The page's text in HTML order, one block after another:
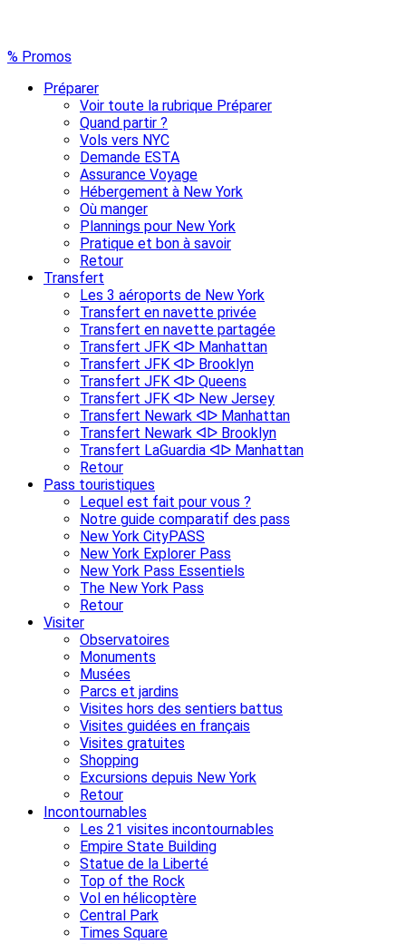
% Promos
Préparer
Voir toute la rubrique Préparer
Quand partir ?
Vols vers NYC
Demande ESTA
Assurance Voyage
Hébergement à New York
Où manger
Plannings pour New York
Pratique et bon à savoir
Retour
Transfert
Les 3 aéroports de New York
Transfert en navette privée
Transfert en navette partagée
Transfert JFK ᐊᐅ Manhattan
Transfert JFK ᐊᐅ Brooklyn
Transfert JFK ᐊᐅ Queens
Transfert JFK ᐊᐅ New Jersey
Transfert Newark ᐊᐅ Manhattan
Transfert Newark ᐊᐅ Brooklyn
Transfert LaGuardia ᐊᐅ Manhattan
Retour
Pass touristiques
Lequel est fait pour vous ?
Notre guide comparatif des pass
New York CityPASS
New York Explorer Pass
New York Pass Essentiels
The New York Pass
Retour
Visiter
Observatoires
Monuments
Musées
Parcs et jardins
Visites hors des sentiers battus
Visites guidées en français
Visites gratuites
Shopping
Excursions depuis New York
Retour
Incontournables
Les 21 visites incontournables
Empire State Building
Statue de la Liberté
Top of the Rock
Vol en hélicoptère
Central Park
Times Square